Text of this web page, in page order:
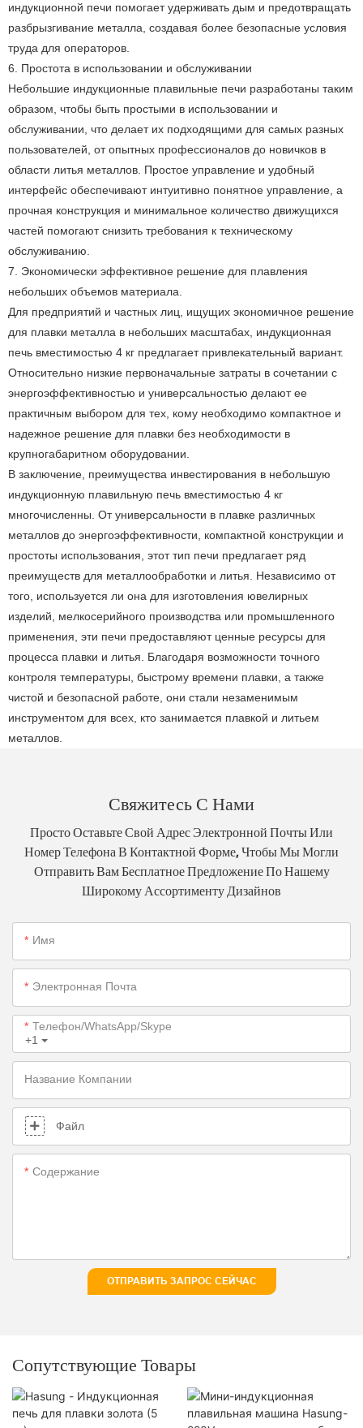
индукционной печи помогает удерживать дым и предотвращать
разбрызгивание металла, создавая более безопасные условия
труда для операторов.
6. Простота в использовании и обслуживании
Небольшие индукционные плавильные печи разработаны таким
образом, чтобы быть простыми в использовании и
обслуживании, что делает их подходящими для самых разных
пользователей, от опытных профессионалов до новичков в
области литья металлов. Простое управление и удобный
интерфейс обеспечивают интуитивно понятное управление, а
прочная конструкция и минимальное количество движущихся
частей помогают снизить требования к техническому
обслуживанию.
7. Экономически эффективное решение для плавления
небольших объемов материала.
Для предприятий и частных лиц, ищущих экономичное решение
для плавки металла в небольших масштабах, индукционная
печь вместимостью 4 кг предлагает привлекательный вариант.
Относительно низкие первоначальные затраты в сочетании с
энергоэффективностью и универсальностью делают ее
практичным выбором для тех, кому необходимо компактное и
надежное решение для плавки без необходимости в
крупногабаритном оборудовании.
В заключение, преимущества инвестирования в небольшую
индукционную плавильную печь вместимостью 4 кг
многочисленны. От универсальности в плавке различных
металлов до энергоэффективности, компактной конструкции и
простоты использования, этот тип печи предлагает ряд
преимуществ для металлообработки и литья. Независимо от
того, используется ли она для изготовления ювелирных
изделий, мелкосерийного производства или промышленного
применения, эти печи предоставляют ценные ресурсы для
процесса плавки и литья. Благодаря возможности точного
контроля температуры, быстрому времени плавки, а также
чистой и безопасной работе, они стали незаменимым
инструментом для всех, кто занимается плавкой и литьем
металлов.
Свяжитесь С Нами
Просто Оставьте Свой Адрес Электронной Почты Или
Номер Телефона В Контактной Форме, Чтобы Мы Могли
Отправить Вам Бесплатное Предложение По Нашему
Широкому Ассортименту Дизайнов
Имя
Электронная Почта
+1
Телефон/WhatsApp/Skype
Название Компании
Файл
Содержание
ОТПРАВИТЬ ЗАПРОС СЕЙЧАС
Сопутствующие Товары